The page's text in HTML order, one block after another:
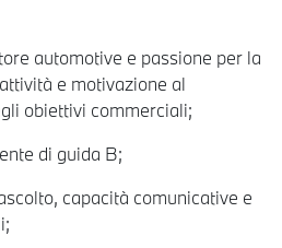
automotive e passione per la
e motivazione al
obiettivi commerciali;
di guida B;
capacità comunicative e